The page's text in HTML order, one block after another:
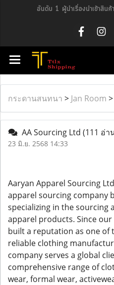
อันดับ 1 ผู้นำเรื่องนำเข้าสินค้
กระดานสนทนา > Jan Room >
AA Sourcing Ltd (111 อ่า
23 มิ.ย. 2568 14:33
Aaryan Apparel Sourcing
apparel sourcing company
specializing in the sourcing
apparel products. Since
built a reputation as one of
reliable clothing
company serves a global
comprehensive range of
wear, formal wear,